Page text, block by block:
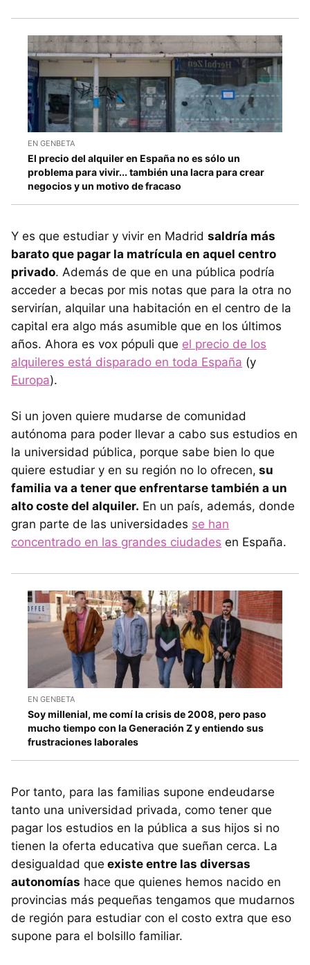
EN GENBETA
El precio del alquiler en España no es sólo un
problema para vivir... también una lacra para crear
negocios y un motivo de fracaso
Y es que estudiar y vivir en Madrid saldría más
barato que pagar la matrícula en aquel centro
privado. Además de que en una pública podría
acceder a becas por mis notas que para la otra no
servirían, alquilar una habitación en el centro de la
capital era algo más asumible que en los últimos
años. Ahora es vox pópuli que el precio de los
alquileres está disparado en toda España (y
Europa).
Si un joven quiere mudarse de comunidad
autónoma para poder llevar a cabo sus estudios en
la universidad pública, porque sabe bien lo que
quiere estudiar y en su región no lo ofrecen, su
familia va a tener que enfrentarse también a un
alto coste del alquiler. En un país, además, donde
gran parte de las universidades se han
concentrado en las grandes ciudades en España.
EN GENBETA
Soy millenial, me comí la crisis de 2008, pero paso
mucho tiempo con la Generación Z y entiendo sus
frustraciones laborales
Por tanto, para las familias supone endeudarse
tanto una universidad privada, como tener que
pagar los estudios en la pública a sus hijos si no
tienen la oferta educativa que sueñan cerca. La
desigualdad que existe entre las diversas
autonomías hace que quienes hemos nacido en
provincias más pequeñas tengamos que mudarnos
de región para estudiar con el costo extra que eso
supone para el bolsillo familiar.